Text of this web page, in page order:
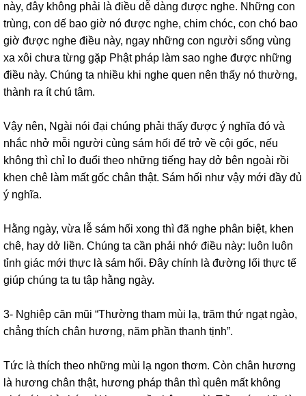
này, đây không phải là điều dễ dàng được nghe. Những con
trùng, con dế bao giờ nó được nghe, chim chóc, con chó bao
giờ được nghe điều này, ngay những con người sống vùng
xa xôi chưa từng gặp Phật pháp làm sao nghe được những
điều này. Chúng ta nhiều khi nghe quen nên thấy nó thường,
thành ra ít chú tâm.
Vậy nên, Ngài nói đại chúng phải thấy được ý nghĩa đó và
nhắc nhở mỗi người cùng sám hối để trở về cội gốc, nếu
không thì chỉ lo đuổi theo những tiếng hay dở bên ngoài rồi
khen chê làm mất gốc chân thật. Sám hối như vậy mới đầy đủ
ý nghĩa.
Hằng ngày, vừa lễ sám hối xong thì đã nghe phân biệt, khen
chê, hay dở liền. Chúng ta cần phải nhớ điều này: luôn luôn
tỉnh giác mới thực là sám hối. Đây chính là đường lối thực tế
giúp chúng ta tu tập hằng ngày.
3- Nghiệp căn mũi “Thường tham mùi lạ, trăm thứ ngạt ngào,
chẳng thích chân hương, năm phần thanh tịnh”.
Tức là thích theo những mùi lạ ngon thơm. Còn chân hương
là hương chân thật, hương pháp thân thì quên mất không